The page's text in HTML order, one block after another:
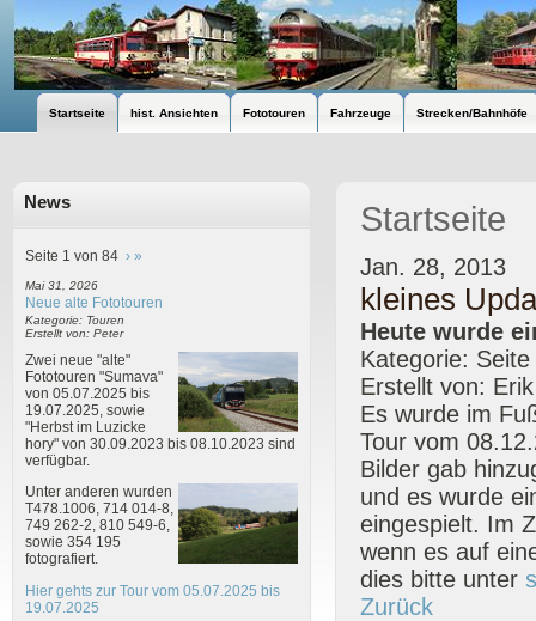
Startseite hist. Ansichten Fototouren Fahrzeuge Strecken/Bahnhöfe
News
Seite 1 von 84 › »
Mai 31, 2026
Neue alte Fototouren
Kategorie: Touren
Erstellt von: Peter
Zwei neue "alte"
Fototouren "Sumava"
von 05.07.2025 bis
19.07.2025, sowie
"Herbst im Luzicke
hory" von 30.09.2023 bis 08.10.2023 sind
verfügbar.
Unter anderen wurden
T478.1006, 714 014-8,
749 262-2, 810 549-6,
sowie 354 195
fotografiert.
Hier gehts zur Tour vom 05.07.2025 bis
19.07.2025
Startseite
Jan. 28, 2013
kleines
Heute wurde
Kategorie: Seite
Erstellt von:
Es wurde im
Tour vom
Bilder gab
und es wurde
eingespielt. Im
wenn es auf
dies bitte unter
Zurück